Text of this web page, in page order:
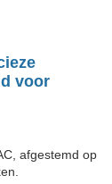
voor
afgestemd op